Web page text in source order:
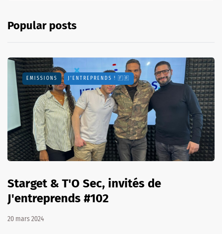
Popular posts
EMISSIONS J'ENTREPRENDS ! 🇫🇷
Starget & T'O Sec, invités de
J'entreprends #102
20 mars 2024